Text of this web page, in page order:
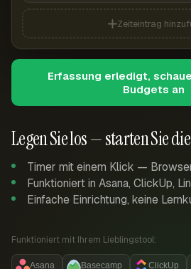
Legen Sie los — starten Sie
Timer mit einem Klick —
Funktioniert in Asana, ClickUp,
Einfache Einrichtung, keine
Funktioniert mit Ihrem Lieblingstool:
Asana Basecamp ClickUp
Zeiteintrag
Erfassung erledigt,
Budgets an